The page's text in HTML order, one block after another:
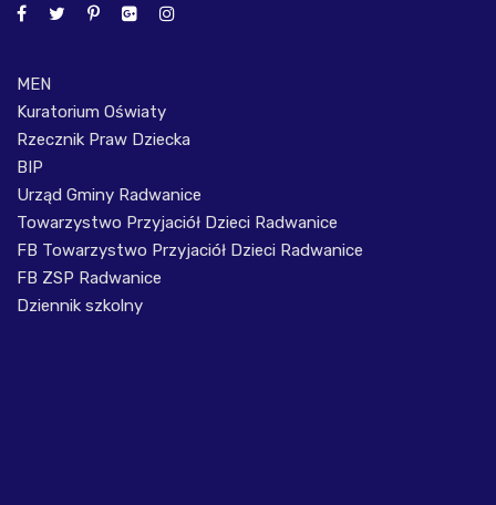
MEN
Kuratorium Oświaty
Rzecznik Praw Dziecka
BIP
Urząd Gminy Radwanice
Towarzystwo Przyjaciół Dzieci Radwanice
FB Towarzystwo Przyjaciół Dzieci Radwanice
FB ZSP Radwanice
Dziennik szkolny